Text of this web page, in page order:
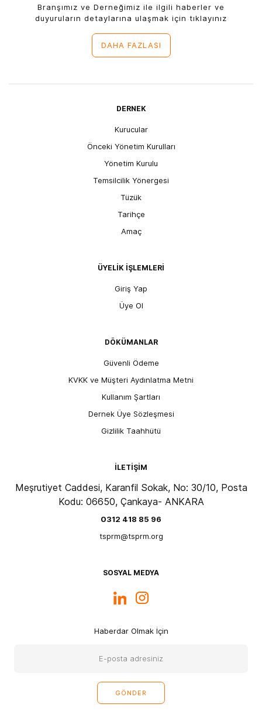
Branşımız ve Derneğimiz ile ilgili haberler ve
duyuruların detaylarına ulaşmak için tıklayınız
DAHA FAZLASI
DERNEK
Kurucular
Önceki Yönetim Kurulları
Yönetim Kurulu
Temsilcilik Yönergesi
Tüzük
Tarihçe
Amaç
ÜYELİK İŞLEMLERİ
Giriş Yap
Üye Ol
DÖKÜMANLAR
Güvenli Ödeme
KVKK ve Müşteri Aydınlatma Metni
Kullanım Şartları
Dernek Üye Sözleşmesi
Gizlilik Taahhütü
İLETİŞİM
Meşrutiyet Caddesi, Karanfil Sokak, No: 30/10, Posta
Kodu: 06650, Çankaya- ANKARA
0312 418 85 96
tsprm@tsprm.org
SOSYAL MEDYA
Haberdar Olmak İçin